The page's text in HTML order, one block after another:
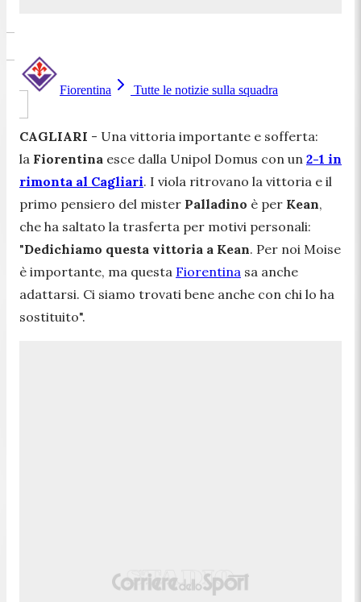
Fiorentina Tutte le notizie sulla squadra
CAGLIARI - Una vittoria importante e sofferta:
la Fiorentina esce dalla Unipol Domus con un 2-1 in
rimonta al Cagliari. I viola ritrovano la vittoria e il
primo pensiero del mister Palladino è per Kean,
che ha saltato la trasferta per motivi personali:
"Dedichiamo questa vittoria a Kean. Per noi Moise
è importante, ma questa Fiorentina sa anche
adattarsi. Ci siamo trovati bene anche con chi lo ha
sostituito".